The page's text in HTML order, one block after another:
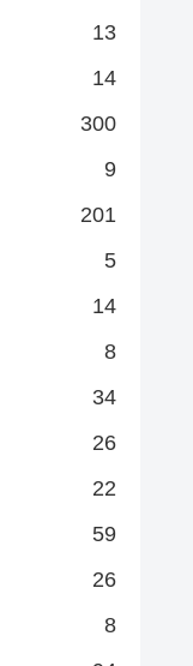
13
14
300
9
201
5
14
8
34
26
22
59
26
8